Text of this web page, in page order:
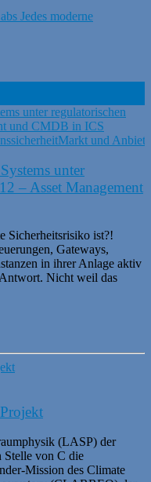
Jedes moderne
Markt und
unter
– Asset Management
Sicherheitsrisiko ist?!
Gateways,
in ihrer Anlage aktiv
Nicht weil das
(LASP) der
Stelle von C die
Mission des Climate